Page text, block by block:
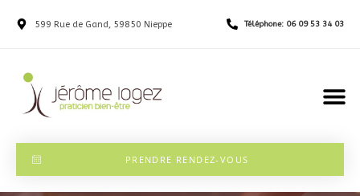
599 Rue de Gand, 59850 Nieppe Téléphone: 06 09 53 34 03
PRENDRE RENDEZ-VOUS